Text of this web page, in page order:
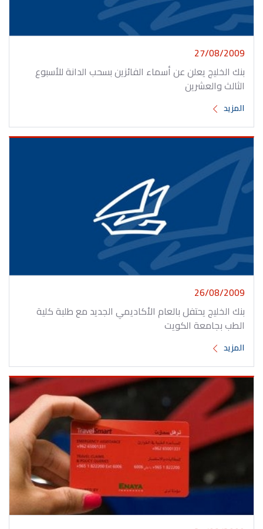
27/08/2009
بنك الخليج يعلن عن أسماء الفائزين بسحب الدانة للأسبوع
الثالث والعشرين
المزيد
26/08/2009
بنك الخليج يحتفل بالعام الأكاديمي الجديد مع طلبة كلية
الطب بجامعة الكويت
المزيد